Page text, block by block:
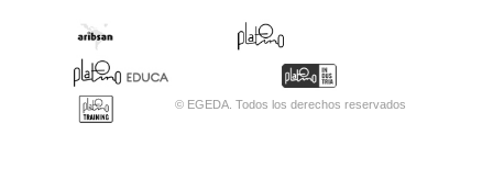
© EGEDA. Todos los derechos reservados